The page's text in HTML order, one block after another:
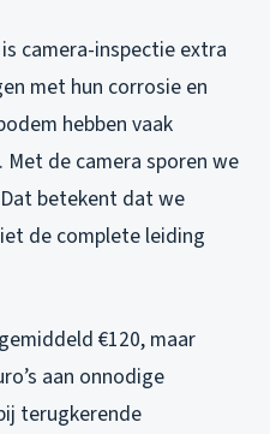
camera-inspectie extra
met hun corrosie en
hebben vaak
de camera sporen we
betekent dat we
de complete leiding
€120, maar
aan onnodige
terugkerende